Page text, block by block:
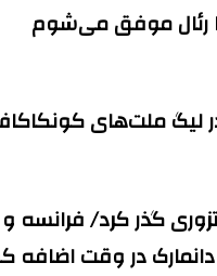
رئال موفق می‌شوم
لیگ ملت‌های
گذر کرد/ فرانسه و
دانمارک در وقت‌ اضافه